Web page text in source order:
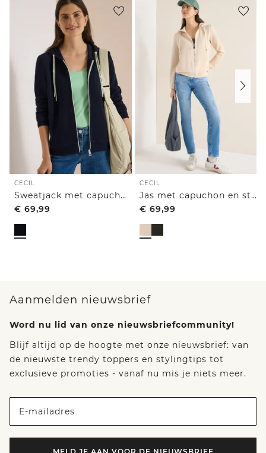
CECIL
Sweatjack met capuchon en structuur
€ 69,99
CECIL
Jas met capuchon en structuur
€ 69,99
Aanmelden nieuwsbrief
Word nu lid van onze nieuwsbriefcommunity!
Blijf altijd op de hoogte met onze nieuwsbrief: van
de nieuwste trendy toppers en stylingtips tot
exclusieve promoties - vanaf nu mis je niets meer.
E-mailadres
MELD JE AAN VOOR DE NIEUWSBRIEF